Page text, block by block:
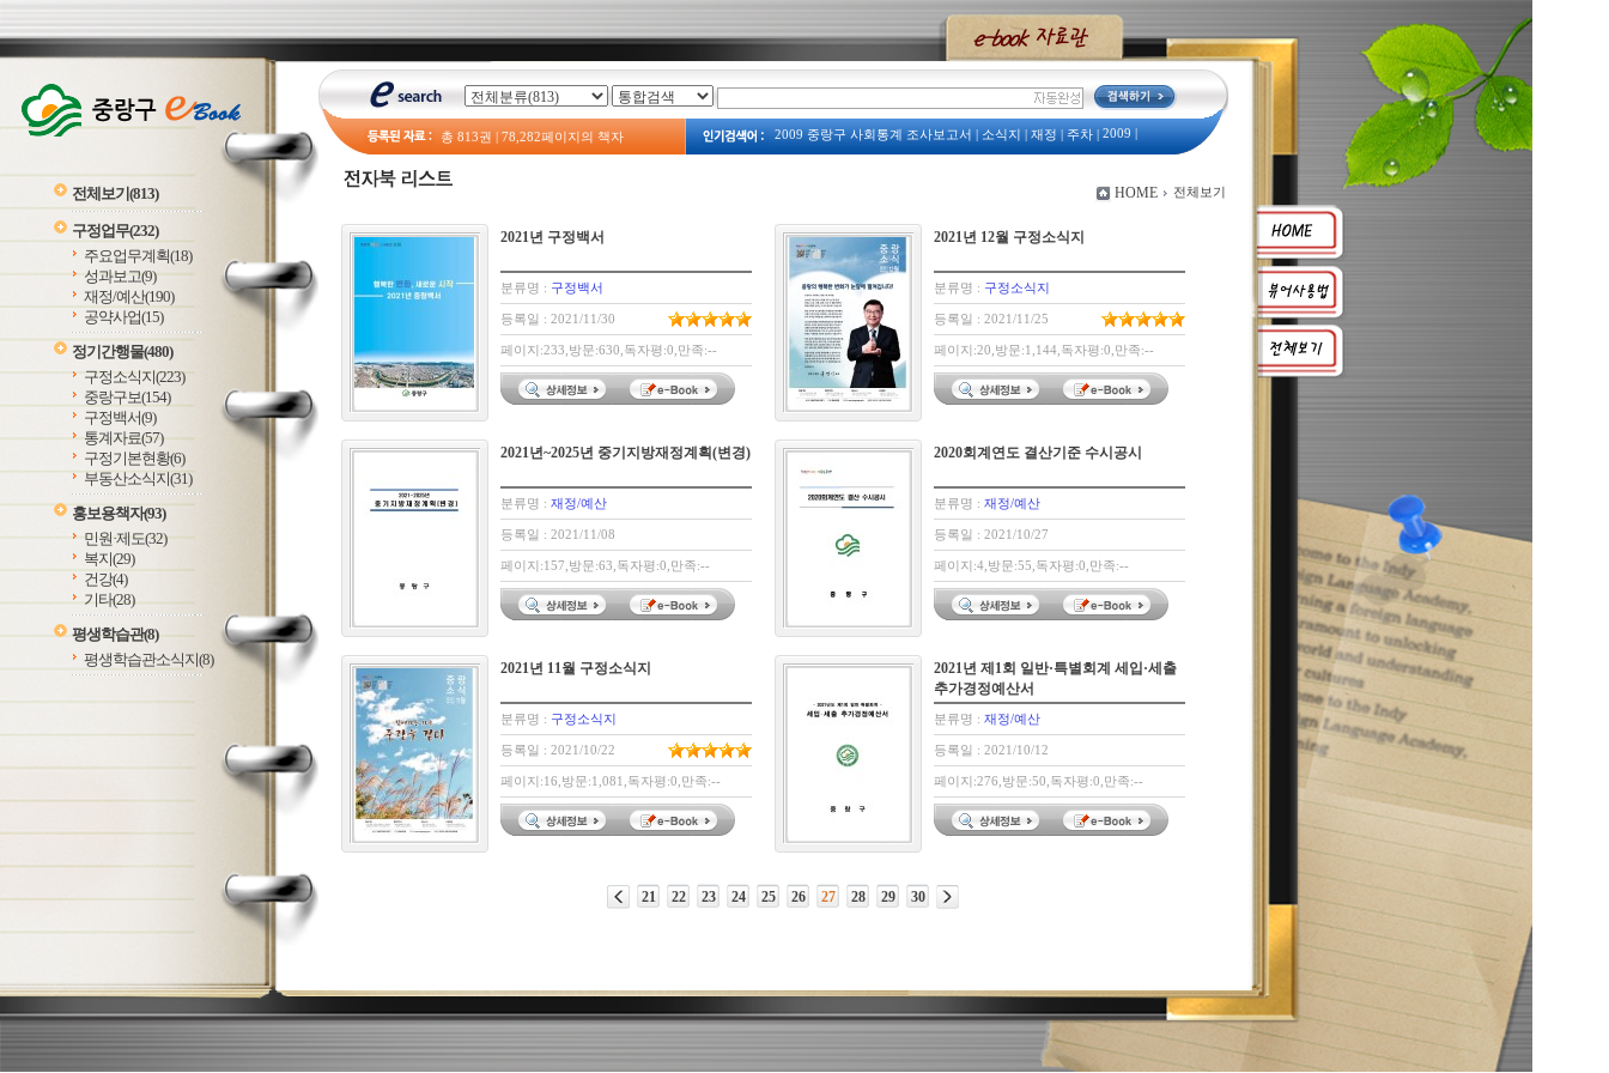
전체보기 (813)
구정업무(232)
주요업무계획(18)
성과보고(9)
재정/예산(190)
공약사업(15)
정기간행물(480)
구정소식지(223)
중랑구보(154)
구정백서(9)
통계자료(57)
구정기본현황(6)
부동산소식지(31)
홍보용책자(93)
민원·제도(32)
복지(29)
건강(4)
기타(28)
평생학습관(8)
평생학습관소식지(8)
총 813권 | 78,282페이지의 책자 2009 중랑구 사회통계 조사보고서 소식지 재정 주차 2009
HOME 전체보기
2021년 구정백서
분류명 : 구정백서
등록일 : 2021/11/30
페이지:233,방문:630,독자평:0,만족:--
2021년 12월 구정소식지
분류명 : 구정소식지
등록일 : 2021/11/25
페이지:20,방문:1,144,독자평:0,만족:--
2021년~2025년 중기지방재정계획(변경)
분류명 :재정/예산
등록일 : 2021/11/08
페이지:157,방문:63,독자평:0,만족:--
2020회계연도 결산기준 수시공시
분류명 :재정/예산
등록일 : 2021/10/27
페이지:4,방문:55,독자평:0,만족:--
2021년 11월 구정소식지
분류명 : 구정소식지
등록일 : 2021/10/22
페이지:16,방문:1,081,독자평:0,만족:--
2021년 제1회 일반·특별회계 세입·세출
추가경정예산서
분류명 :재정/예산
등록일 : 2021/10/12
페이지:276,방문:50,독자평:0,만족:--
21 22 23 24 25 26 27 28 29 30